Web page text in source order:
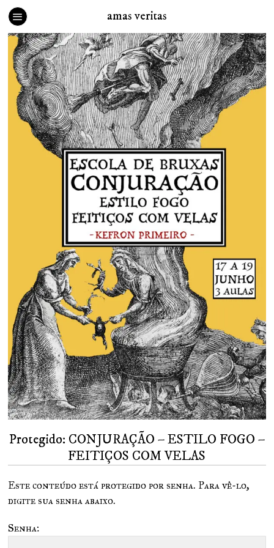
amas veritas
Protegido: CONJURAÇÃO – ESTILO FOGO –
FEITIÇOS COM VELAS
Este conteúdo está protegido por senha. Para vê-lo,
digite sua senha abaixo.
Senha: